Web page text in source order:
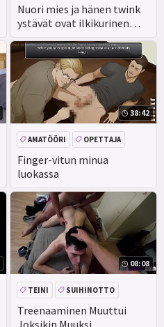
Nuori mies ja hänen twink
ystävät ovat ilkikurinen
bang - out bang festival
JOUKKOPANO
ORGIA
38:42
Finger-vitun minua
luokassa
AMATÖÖRI OPETTAJA
08:08
Treenaaminen Muuttui
TEINI
SUIHINOTTO
KYPSÄ
PERSE